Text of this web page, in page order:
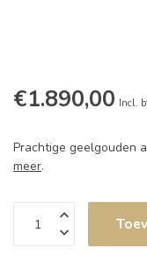
€1.890,00 Incl.
Prachtige geelgouden
meer.